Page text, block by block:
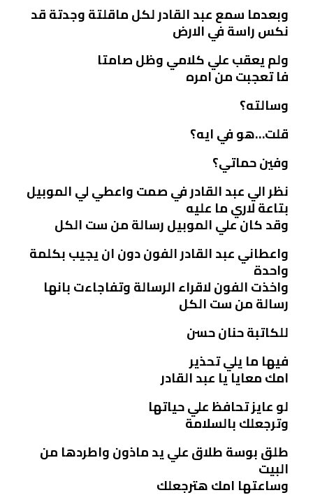
وبعدما سمع عبد القادر لكل ماقلتة وجدتة قد
نكس راسة في الارض
ولم يعقب علي كلامي وظل صامتا
فا تعجبت من امره
وسالته؟
قلت…هو في ايه؟
وفين حماتي؟
نظر الي عبد القادر في صمت واعطي لي الموبيل
بتاعة لاري ما عليه
وقد كان علي الموبيل رسالة من ست الكل
واعطاني عبد القادر الفون دون ان يجيب بكلمة
واحدة
واخذت الفون لاقراء الرسالة وتفاجاءت بانها
رسالة من ست الكل
للكاتبة حنان حسن
فيها ما يلي تحذير
امك معايا يا عبد القادر
لو عايز تحافظ علي حياتها
وترجعلك بالسلامة
طلق بوسة طلاق علي يد ماذون واطردها من
البيت
وساعتها امك هترجعلك